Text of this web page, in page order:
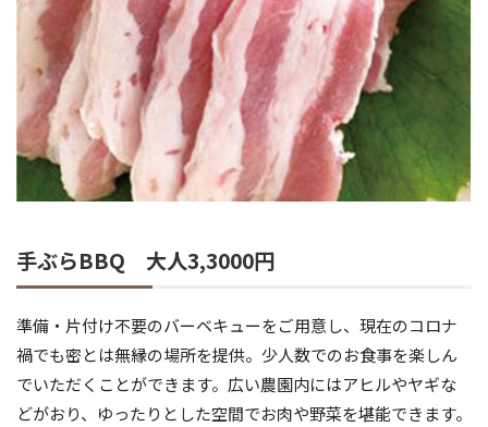
手ぶらBBQ 大人3,3000円
準備・片付け不要のバーベキューをご用意し、現在のコロナ
禍でも密とは無縁の場所を提供。少人数でのお食事を楽しん
でいただくことができます。広い農園内にはアヒルやヤギな
どがおり、ゆったりとした空間でお肉や野菜を堪能できます。